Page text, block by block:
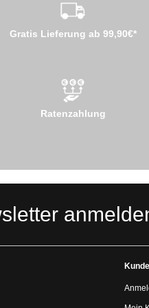
Gratis Lieferung ab 99,90€*
Ratenzahlung